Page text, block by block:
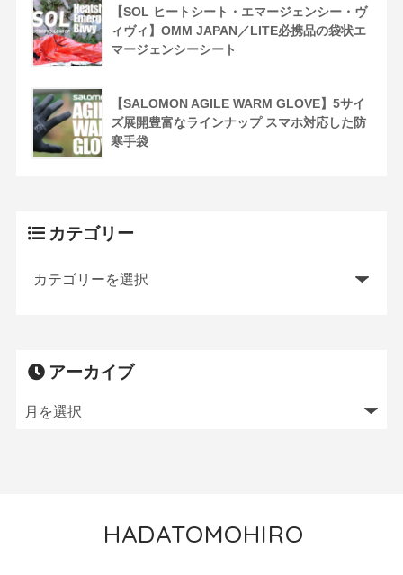
【SOL ヒートシート・エマージェンシー・ヴ
ィヴィ】OMM JAPAN／LITE必携品の袋状エ
マージェンシーシート
【SALOMON AGILE WARM GLOVE】5サイ
ズ展開豊富なラインナップ スマホ対応した防
寒手袋
カテゴリー
アーカイブ
HADATOMOHIRO